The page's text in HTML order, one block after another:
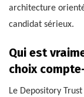
architecture
candidat sérieux.
Qui est
choix
Le Depository